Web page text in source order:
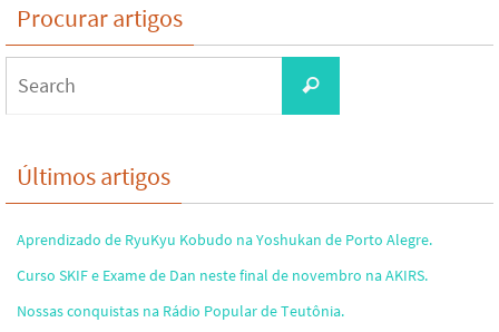
Procurar artigos
Search
Últimos artigos
Aprendizado de RyuKyu Kobudo na Yoshukan de Porto Alegre.
Curso SKIF e Exame de Dan neste final de novembro na AKIRS.
Nossas conquistas na Rádio Popular de Teutônia.